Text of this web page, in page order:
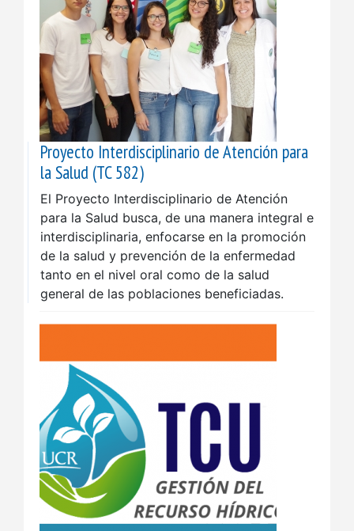
Proyecto Interdisciplinario de Atención para
la Salud (TC 582)
El Proyecto Interdisciplinario de Atención
para la Salud busca, de una manera integral e
interdisciplinaria, enfocarse en la promoción
de la salud y prevención de la enfermedad
tanto en el nivel oral como de la salud
general de las poblaciones beneficiadas.